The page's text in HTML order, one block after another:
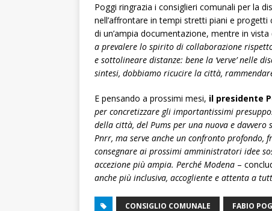
Poggi ringrazia i consiglieri comunali per la
nell’affrontare in tempi stretti piani e
di un’ampia documentazione, mentre in
a prevalere lo spirito di collaborazione
e sottolineare distanze: bene la ‘verve’ nelle
sintesi, dobbiamo ricucire la città,
E pensando a prossimi mesi, il presidente
per concretizzare gli importantissimi
della città, del Pums per una nuova e
Pnrr, ma serve anche un confronto profondo,
consegnare ai prossimi amministratori idee
accezione più ampia. Perché Modena –
anche più inclusiva, accogliente e attenta a
CONSIGLIO COMUNALE FABIO